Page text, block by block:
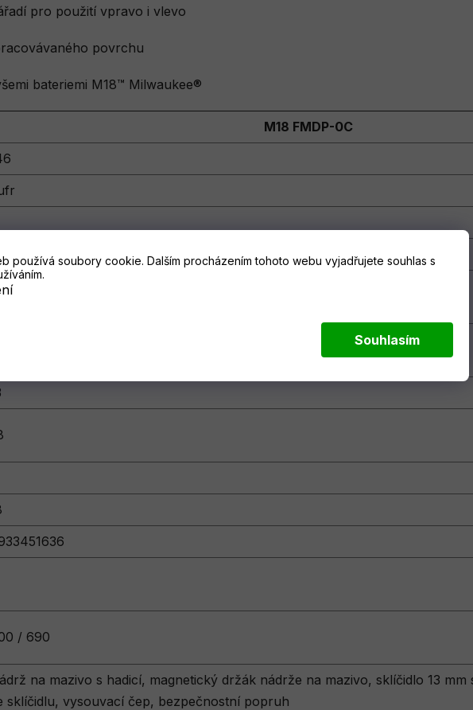
používá soubory cookie. Dalším procházením tohoto webu vyjadřujete souhlas s
Souhlasím
pro použití vpravo i vlevo
povrchu
bateriemi M18™ Milwaukee®
M18 FMDP-0C
/ 690
na mazivo s hadicí, magnetický držák nádrže na mazivo, sklíčidlo 13 mm
sklíčidlu, vysouvací čep, bezpečnostní popruh